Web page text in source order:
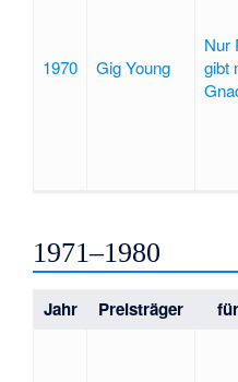
1970 Gig Young
Nur
gibt
1971–1980
Jahr Preisträger